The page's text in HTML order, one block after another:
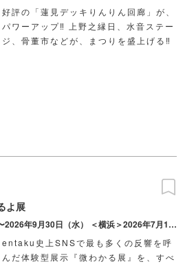
好評の「蓮見デッキりんりん回廊」が、
パワーアップ‼ 上野之縁日、水音ステー
ジ、骨董市などが、まつりを盛上げる‼
よ展
＜東京＞2026年7月1日（水）〜2026年9月30日（水） ＜横浜＞2026年7月17日（金）〜2026年10月18日（日）
entaku史上SNSで最も多くの反響を呼
んだ体験型展示『微わかる展』を、すべ